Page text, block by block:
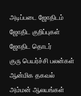
அடிப்படை ஜோதிடம்
ஜோதிட குறிப்புகள்
ஜோதிட தொடர்
குரு பெயர்ச்சி பலன்கள்
ஆன்மிக தகவல்
அம்மன் ஆலயங்கள்